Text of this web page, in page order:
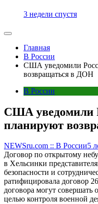
3 недели спустя
Главная
В России
США уведомили
возвращаться в ДОН
В России
США уведомили
планируют
NEWSru.com :: В России5
Договор по открытому
в Хельсинки
безопасности и
ратифицировала договор
договора могут совершать
целью контроля военной